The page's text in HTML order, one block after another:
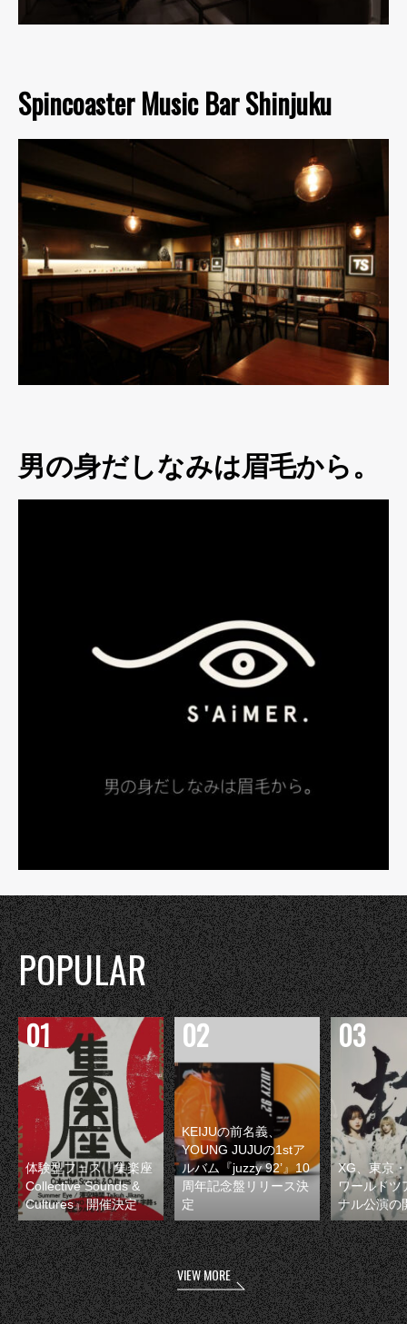
Spincoaster Music Bar Shinjuku
男の身だしなみは眉毛から。
POPULAR
体験型フェス『集楽座
Collective Sounds &
Cultures』開催決定
KEIJUの前名義、
YOUNG JUJUの1stア
ルバム『juzzy 92’』10
周年記念盤リリース決
定
XG、東京
ワールドツ
ナル公演の
VIEW MORE